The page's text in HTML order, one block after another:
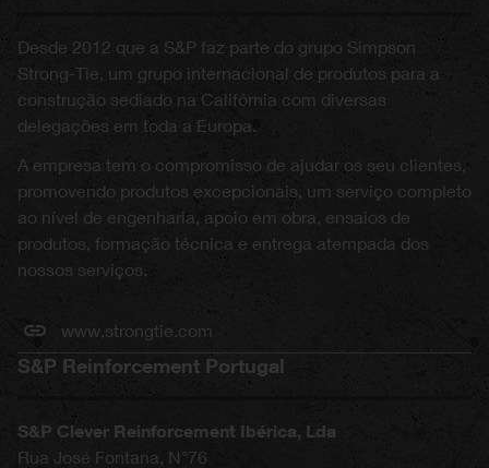
Desde 2012 que a S&P faz parte do grupo Simpson
Strong-Tie, um grupo internacional de produtos para a
construção sediado na Califórnia com diversas
delegações em toda a Europa.
A empresa tem o compromisso de ajudar os seu clientes,
promovendo produtos excepcionais, um serviço completo
ao nível de engenharia, apoio em obra, ensaios de
produtos, formação técnica e entrega atempada dos
nossos serviços.
www.strongtie.com
S&P Reinforcement Portugal
S&P Clever Reinforcement Ibérica, Lda
Rua José Fontana, N°76